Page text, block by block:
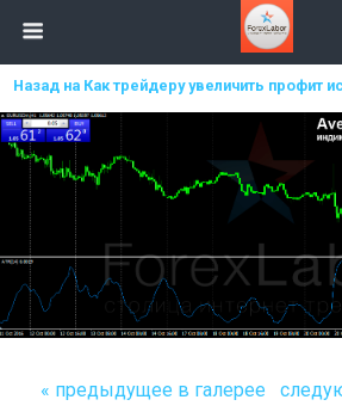
Назад на Как трейдеру увеличить профит
« предыдущее в галерее